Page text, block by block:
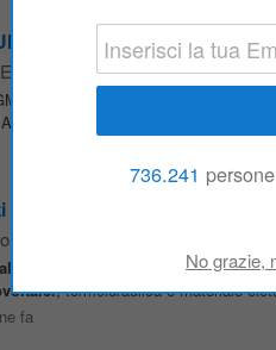
Elettricisti installatori e
SECURITY - Milano
Responsabile Cantieri
Fotovoltaici
, termoidraulica e materiale
fa
736.241